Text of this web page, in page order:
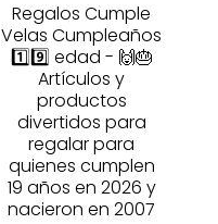
Regalos Cumple
Velas Cumpleaños
1️⃣9️⃣ edad - 🙌🎂
Artículos y
productos
divertidos para
regalar para
quienes cumplen
19 años en 2026 y
nacieron en 2007